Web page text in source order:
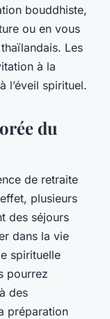
bouddhiste,
ou en vous
Les
à la
l’éveil spirituel.
du
de retraite
plusieurs
des séjours
dans la vie
spirituelle
pourrez
des
préparation